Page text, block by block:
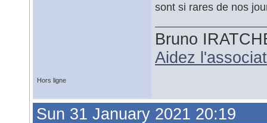
sont si rares de nos
Bruno
Aidez
Hors ligne
Sun 31 January 2021 20:19